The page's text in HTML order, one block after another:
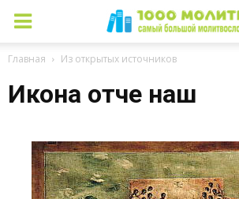
Главная Из открытых источников
Икона отче наш